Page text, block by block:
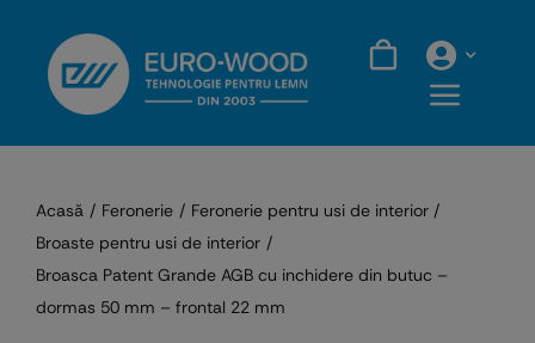
content
Acasă Feronerie
Feronerie pentru usi de interior
Broaste pentru usi de interior
Broasca Patent Grande AGB cu inchidere din butuc –
dormas 50 mm – frontal 22 mm